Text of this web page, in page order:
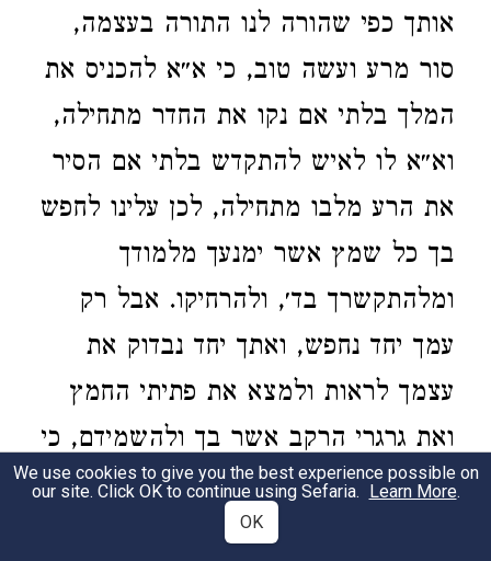
אותך כפי שהורה לנו התורה בעצמה,
סור מרע ועשה טוב, כי א״א להכניס את
המלך בלתי אם נקו את החדר מתחילה,
וא״א לו לאיש להתקדש בלתי אם הסיר
את הרע מלבו מתחילה, לכן עלינו לחפש
בך כל שמץ אשר ימנעך מלמודך
ומלהתקשרך בד׳, ולהרחיקו. אבל רק
עמך יחד נחפש, ואתך יחד נבדוק את
עצמך לראות ולמצא את פתיתי החמץ
ואת גרגרי הרקב אשר בך ולהשמידם, כי
מי הוא עיקר המחנך שלך אם לא אתה
בעצמך, ומי הוא אשר עיקר האחריות
We use cookies to give you the best experience possible on
our site. Click OK to continue using Sefaria. Learn More.
OK